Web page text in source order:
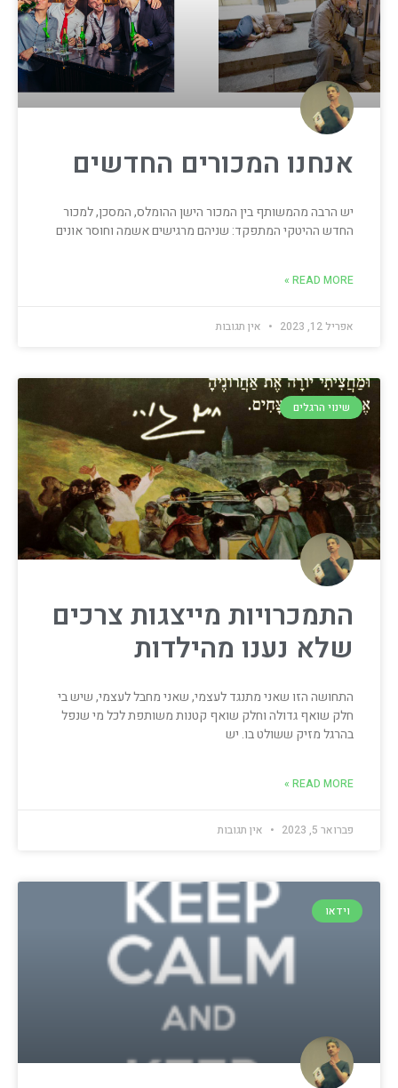
אנחנו המכורים החדשים
יש הרבה מהמשותף בין המכור הישן ההומלס, המסכן, למכור
החדש ההיטקי המתפקד: שניהם מרגישים אשמה וחוסר אונים
READ MORE »
אפריל 12, 2023 אין תגובות
שינוי הרגלים
התמכרויות מייצגות צרכים
שלא נענו מהילדות
התחושה הזו שאני מתנגד לעצמי, שאני מחבל לעצמי, שיש בי
חלק שואף גדולה וחלק שואף קטנות משותפת לכל מי שנפל
בהרגל מזיק ששולט בו. יש
READ MORE »
פברואר 5, 2023 אין תגובות
וידאו